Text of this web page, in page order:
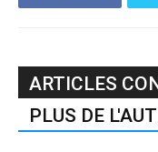
ARTICLES
PLUS DE